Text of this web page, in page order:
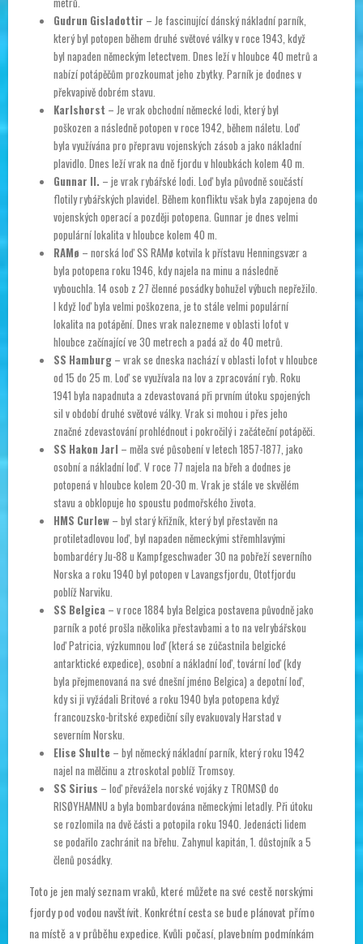
Gudrun Gisladottir – Je fascinující dánský nákladní parník,
který byl potopen během druhé světové války v roce 1943, když
byl napaden německým letectvem. Dnes leží v hloubce 40 metrů a
nabízí potápěčům prozkoumat jeho zbytky. Parník je dodnes v
překvapivě dobrém stavu.
Karlshorst – Je vrak obchodní německé lodi, který byl
poškozen a následně potopen v roce 1942, během náletu. Loď
byla využívána pro přepravu vojenských zásob a jako nákladní
plavidlo. Dnes leží vrak na dně fjordu v hloubkách kolem 40 m.
Gunnar II. – je vrak rybářské lodi. Loď byla původně součástí
flotily rybářských plavidel. Během konfliktu však byla zapojena do
vojenských operací a později potopena. Gunnar je dnes velmi
populární lokalita v hloubce kolem 40 m.
RAMø – norská loď SS RAMø kotvila k přístavu Henningsvær a
byla potopena roku 1946, kdy najela na minu a následně
vybouchla. 14 osob z 27 členné posádky bohužel výbuch nepřežilo.
I když loď byla velmi poškozena, je to stále velmi populární
lokalita na potápění. Dnes vrak nalezneme v oblasti lofot v
hloubce začínající ve 30 metrech a padá až do 40 metrů.
SS Hamburg– vrak se dneska nachází v oblasti lofot v hloubce
od 15 do 25 m. Loď se využívala na lov a zpracování ryb. Roku
1941 byla napadnuta a zdevastovaná při prvním útoku spojených
sil v období druhé světové války. Vrak si mohou i přes jeho
značné zdevastování prohlédnout i pokročilý i začáteční potápěči.
SS Hakon Jarl – měla své působení v letech 1857-1877, jako
osobní a nákladní loď. V roce 77 najela na břeh a dodnes je
potopená v hloubce kolem 20-30 m. Vrak je stále ve skvělém
stavu a obklopuje ho spoustu podmořského života.
HMS Curlew– byl starý křižník, který byl přestavěn na
protiletadlovou loď, byl napaden německými střemhlavými
bombardéry Ju-88 u Kampfgeschwader 30 na pobřeží severního
Norska a roku 1940 byl potopen v Lavangsfjordu, Ototfjordu
poblíž Narviku.
SS Belgica – v roce 1884 byla Belgica postavena původně jako
parník a poté prošla několika přestavbami a to na velrybářskou
loď Patricia, výzkumnou loď (která se zúčastnila belgické
antarktické expedice), osobní a nákladní loď, tovární loď (kdy
byla přejmenovaná na své dnešní jméno Belgica) a depotní loď,
kdy si ji vyžádali Britové a roku 1940 byla potopena když
francouzsko-britské expediční síly evakuovaly Harstad v
severním Norsku.
Elise Shulte – byl německý nákladní parník, který roku 1942
najel na mělčinu a ztroskotal poblíž Tromsoy.
SS Sirius – loď převážela norské vojáky z TROMSØ do
RISØYHAMNU a byla bombardována německými letadly. Při útoku
se rozlomila na dvě části a potopila roku 1940. Jedenácti lidem
se podařilo zachránit na břehu. Zahynul kapitán, 1. důstojník a 5
členů posádky.
Toto je jen malý seznam vraků, které můžete na své cestě norskými
fjordy pod vodou navštívit. Konkrétní cesta se bude plánovat přímo
na místě a v průběhu expedice. Kvůli počasí, plavebním podmínkám